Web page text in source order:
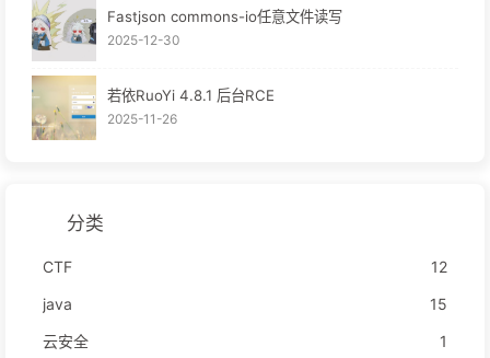
Fastjson commons-io任意文件读写
2025-12-30
若依RuoYi 4.8.1 后台RCE
2025-11-26
分类
CTF
12
java
15
云安全
1